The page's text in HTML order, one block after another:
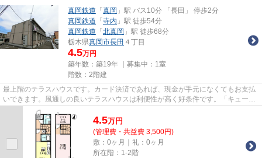
真岡鉄道 「 真岡 」駅 バス10分 「長田」 停歩2分
真岡鉄道 「 寺内 」駅 徒歩54分
真岡鉄道 「 北真岡 」駅 徒歩68分
栃木県真岡市長田 ４丁目
4.5万円
築年数：築19年 ｜募集中： 1室
階数：2階建
最上階のテラスハウスです。カード決済であれば、現金が手元になくてもお支払
いできます。風通しの良いテラスハウスは利便性が高く好条件です。「キューブ
タウン長田 C」の物件情報を...
4.5万円
(管理費・共益費 3,500円)
敷：0ヶ月｜礼：0ヶ月
所在階：1-2階